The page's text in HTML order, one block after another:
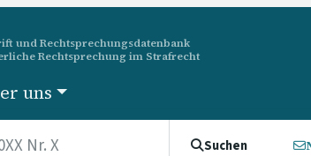
und Rechtsprechungsdatenbank
Rechtsprechung im Strafrecht
uns
Suchen